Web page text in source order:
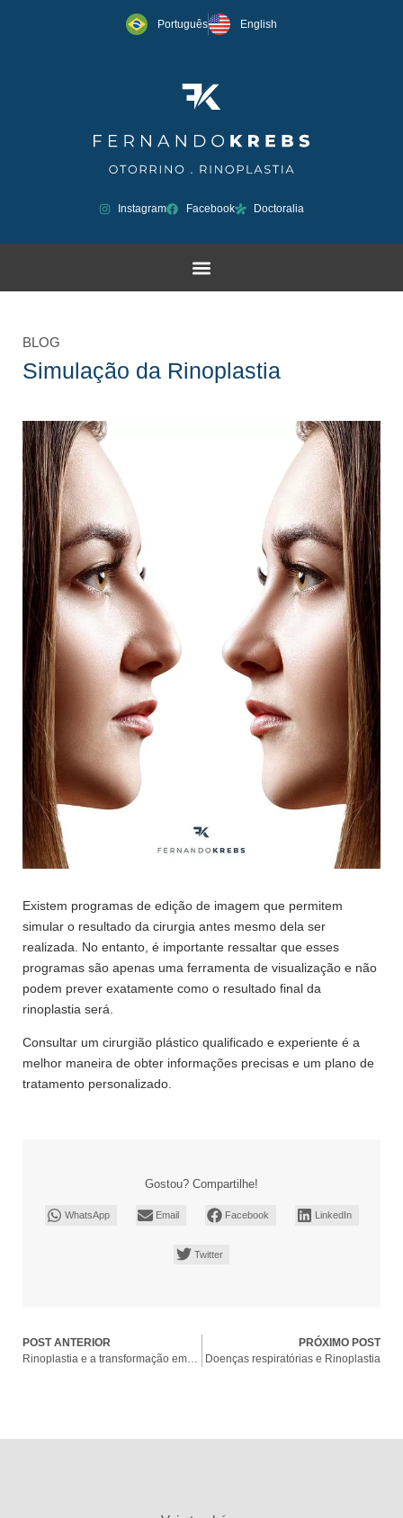
Português English
Instagram Facebook Doctoralia
BLOG
Simulação da Rinoplastia
Existem programas de edição de imagem que permitem
simular o resultado da cirurgia antes mesmo dela ser
realizada. No entanto, é importante ressaltar que esses
programas são apenas uma ferramenta de visualização e não
podem prever exatamente como o resultado final da
rinoplastia será.
Consultar um cirurgião plástico qualificado e experiente é a
melhor maneira de obter informações precisas e um plano de
tratamento personalizado.
Gostou? Compartilhe!
WhatsApp Email Facebook LinkedIn
Twitter
POST ANTERIOR
Rinoplastia e a transformação emocional
PRÓXIMO POST
Doenças respiratórias e Rinoplastia